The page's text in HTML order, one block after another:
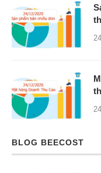
BLOG BEECOST